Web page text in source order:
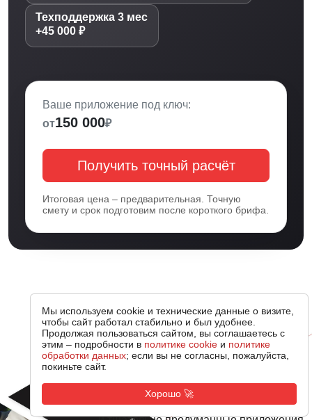
Техподдержка 3 мес
+45 000 ₽
Ваше приложение под ключ:
от150 000₽
Получить точный расчёт
Итоговая цена – предварительная. Точную
смету и срок подготовим после короткого брифа.
Наше портфолио
Разработали для наших клиентов уникальные
Мы используем cookie и технические данные о визите,
чтобы сайт работал стабильно и был удобнее.
Продолжая пользоваться сайтом, вы соглашаетесь с
этим – подробности в политике cookie и политике
обработки данных; если вы не согласны, пожалуйста,
покиньте сайт.
Хорошо 🚀